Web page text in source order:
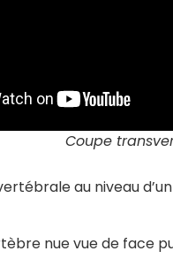
Coupe
au niveau
nue vue de face